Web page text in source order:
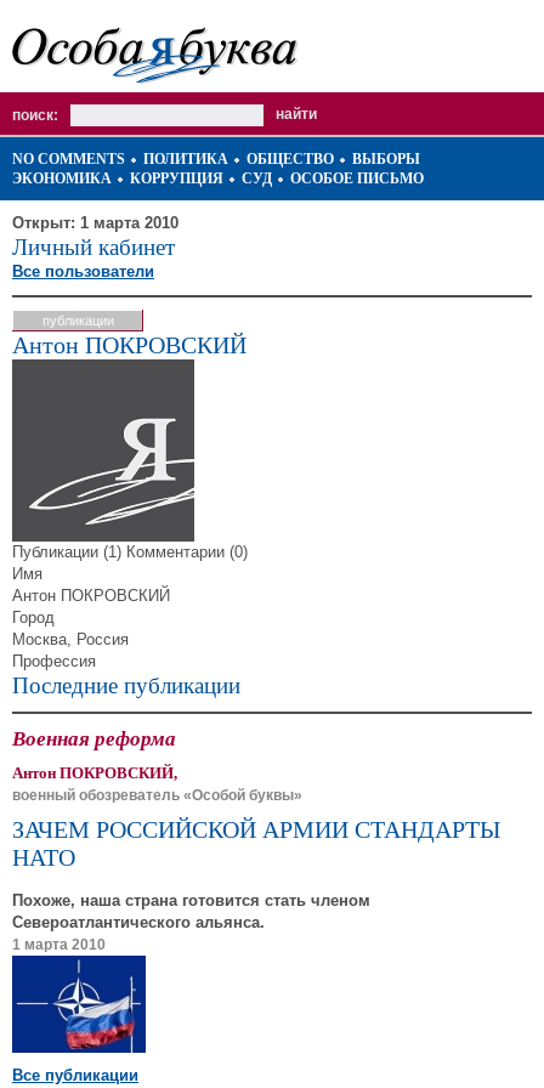
поиск:
NO COMMENTS ПОЛИТИКА ОБЩЕСТВО
ВЫБОРЫ
ЭКОНОМИКА
КОРРУПЦИЯ СУД ОСОБОЕ ПИСЬМО
Открыт: 1 марта 2010
Личный кабинет
Все пользователи
публикации
Антон ПОКРОВСКИЙ
Публикации (1) Комментарии (0)
Имя
Антон ПОКРОВСКИЙ
Город
Москва, Россия
Профессия
Последние публикации
Военная реформа
Антон ПОКРОВСКИЙ,
военный обозреватель «Особой буквы»
ЗАЧЕМ РОССИЙСКОЙ АРМИИ СТАНДАРТЫ
НАТО
Похоже, наша страна готовится стать членом
Североатлантического альянса.
1 марта 2010
Все публикации